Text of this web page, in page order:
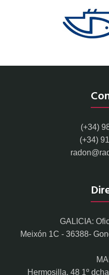
(+34)
(+34)
GALICIA:
Meixón 1C - 36388-
Hermosilla, 48 1º